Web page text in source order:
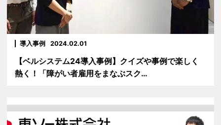
導入事例 2024.02.01
【ベルシステム24導入事例】クイズや事例で楽しく
熱く！「障がい者雇用をまなぶスク…